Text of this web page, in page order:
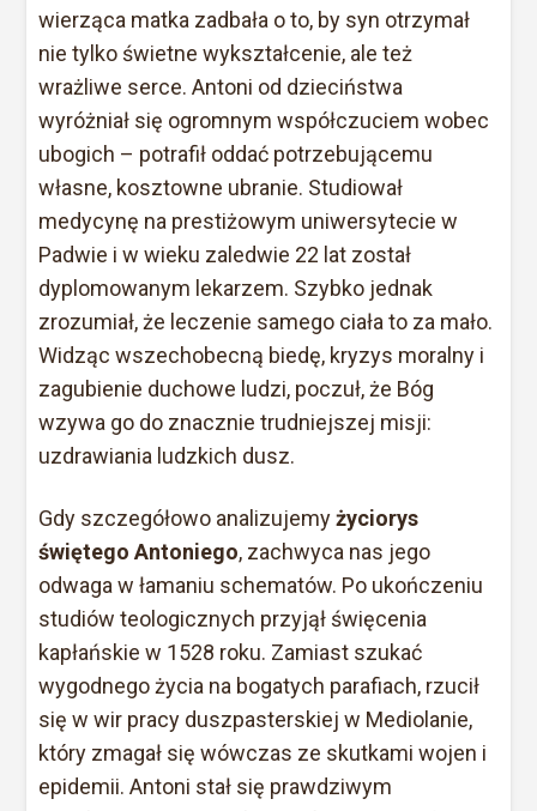
wierząca matka zadbała o to, by syn otrzymał
nie tylko świetne wykształcenie, ale też
wrażliwe serce. Antoni od dzieciństwa
wyróżniał się ogromnym współczuciem wobec
ubogich – potrafił oddać potrzebującemu
własne, kosztowne ubranie. Studiował
medycynę na prestiżowym uniwersytecie w
Padwie i w wieku zaledwie 22 lat został
dyplomowanym lekarzem. Szybko jednak
zrozumiał, że leczenie samego ciała to za mało.
Widząc wszechobecną biedę, kryzys moralny i
zagubienie duchowe ludzi, poczuł, że Bóg
wzywa go do znacznie trudniejszej misji:
uzdrawiania ludzkich dusz.
Gdy szczegółowo analizujemyżyciorys
świętego Antoniego, zachwyca nas jego
odwaga w łamaniu schematów. Po ukończeniu
studiów teologicznych przyjął święcenia
kapłańskie w 1528 roku. Zamiast szukać
wygodnego życia na bogatych parafiach, rzucił
się w wir pracy duszpasterskiej w Mediolanie,
który zmagał się wówczas ze skutkami wojen i
epidemii. Antoni stał się prawdziwym